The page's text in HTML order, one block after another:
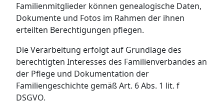
Familienmitglieder können genealogische Daten,
Dokumente und Fotos im Rahmen der ihnen
erteilten Berechtigungen pflegen.
Die Verarbeitung erfolgt auf Grundlage des
berechtigten Interesses des Familienverbandes an
der Pflege und Dokumentation der
Familiengeschichte gemäß Art. 6 Abs. 1 lit. f
DSGVO.